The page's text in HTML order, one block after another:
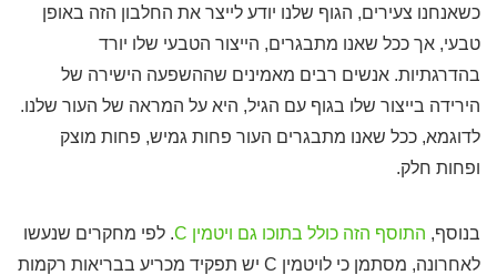
כשאנחנו צעירים, הגוף שלנו יודע לייצר את החלבון הזה באופן
טבעי, אך ככל שאנו מתבגרים, הייצור הטבעי שלו יורד
בהדרגתיות. אנשים רבים מאמינים שההשפעה הישירה של
הירידה בייצור שלו בגוף עם הגיל, היא על המראה של העור שלנו.
לדוגמא, ככל שאנו מתבגרים העור פחות גמיש, פחות מוצק
ופחות חלק.
בנוסף, התוסף הזה כולל בתוכו גם ויטמין C
. לפי מחקרים שנעשו
לאחרונה, מסתמן כי לויטמין C יש תפקיד מכריע בבריאות רקמות